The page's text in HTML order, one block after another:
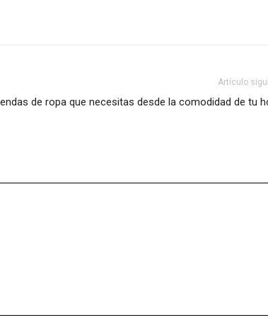
Artículo
de ropa que necesitas desde la comodidad de tu